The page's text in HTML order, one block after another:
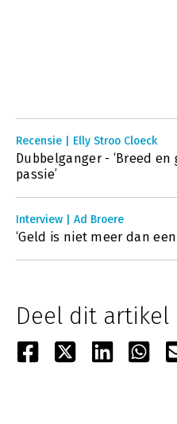
Recensie | Elly Stroo Cloeck
Dubbelganger - ‘Breed
passie’
Interview | Ad Broere
‘Geld is niet meer dan een
Deel dit artikel